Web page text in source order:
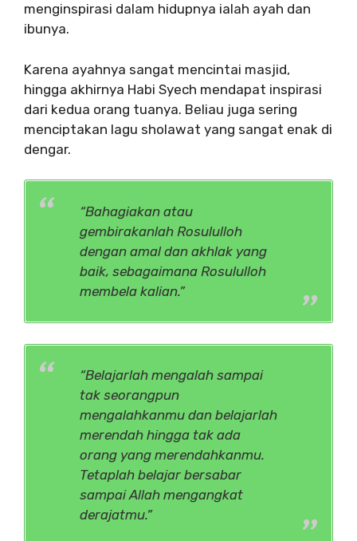
menginspirasi dalam hidupnya ialah ayah dan
ibunya.
Karena ayahnya sangat mencintai masjid,
hingga akhirnya Habi Syech mendapat inspirasi
dari kedua orang tuanya. Beliau juga sering
menciptakan lagu sholawat yang sangat enak di
dengar.
“Bahagiakan atau
gembirakanlah Rosululloh
dengan amal dan akhlak yang
baik, sebagaimana Rosululloh
membela kalian.”
“Belajarlah mengalah sampai
tak seorangpun
mengalahkanmu dan belajarlah
merendah hingga tak ada
orang yang merendahkanmu.
Tetaplah belajar bersabar
sampai Allah mengangkat
derajatmu.”